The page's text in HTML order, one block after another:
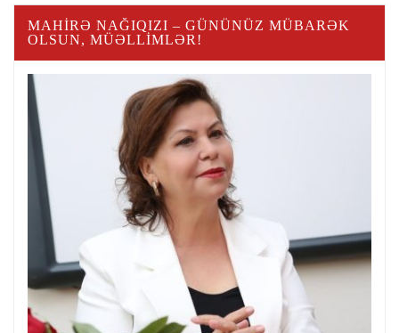
MAHIRƏ NAĞIQIZI – GÜNÜNÜZ MÜBARƏK
OLSUN, MÜƏLLIMLƏR!